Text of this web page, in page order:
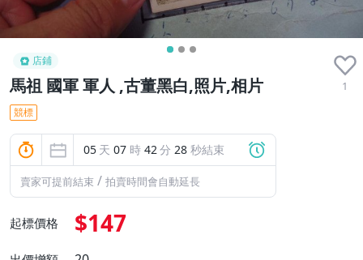
店鋪
馬祖 國軍 軍人 ,古董黑白,照片,相片 1
競標
05 天 07 時 42分 27 秒結束
賣家可提前結束 / 拍賣時間會自動延長
起標價格 $147